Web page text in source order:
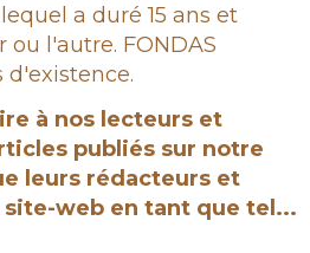
a duré 15 ans et
l'autre. FONDAS
d'existence.
à nos lecteurs et
publiés sur notre
leurs rédacteurs et
web en tant que tel...